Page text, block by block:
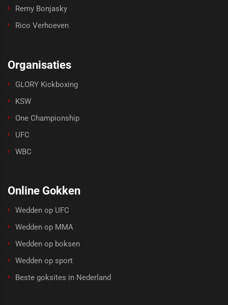
Remy Bonjasky
Rico Verhoeven
Organisaties
GLORY Kickboxing
KSW
One Championship
UFC
WBC
Online Gokken
Wedden op UFC
Wedden op MMA
Wedden op boksen
Wedden op sport
Beste goksites in Nederland